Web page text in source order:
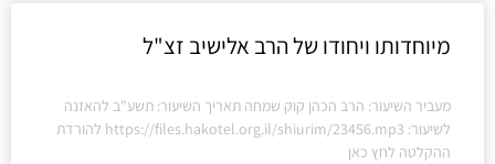
מיוחדותו ויחודו של הרב אלישיב זצ"ל
מעביר השיעור: הרב הכהן קוק שמחה תאריך השיעור: תשע"ב להאזנה
לשיעור: https://files.hakotel.org.il/shiurim/23456.mp3 להורדת
ההקלטה לחץ כאן